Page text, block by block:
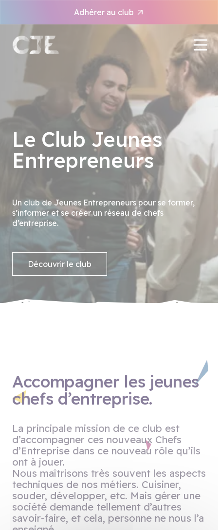
Adhérer au club
Le Club Jeunes
Entrepreneurs
Un club de Jeunes Entrepreneurs pour se former,
s’informer et se créer un réseau de chefs
d’entreprise.
Découvrir le club
Accompagner les jeunes
chefs d’entreprise.
La principale mission de ce club est
d’accompagner ces nouveaux Chefs
d’Entreprise dans ce nouveau rôle qu’ils
ont à jouer.
Nous maîtrisons très souvent les aspects
techniques de nos métiers. Cuisiner,
souder, développer, etc. Mais gérer une
société demande tellement d’autres
savoir-faire, et cela, personne ne nous l’a